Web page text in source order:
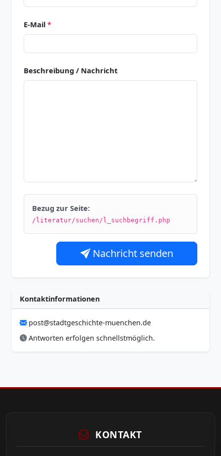
E-Mail *
Beschreibung / Nachricht
Bezug zur Seite:
/literatur/suchen/l_suchbegriff.php
Nachricht senden
Kontaktinformationen
post@stadtgeschichte-muenchen.de
Antworten erfolgen schnellstmöglich.
KONTAKT